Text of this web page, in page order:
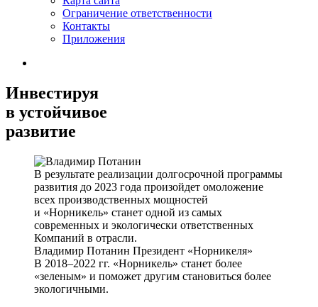
Ограничение ответственности
Контакты
Приложения
Инвестируя
в устойчивое
развитие
В результате реализации долгосрочной программы
развития до 2023 года произойдет омоложение
всех производственных мощностей
и «Норникель» станет одной из самых
современных и экологически ответственных
Компаний в отрасли.
Владимир Потанин Президент «Норникеля»
В 2018–2022 гг. «Норникель» станет более
«зеленым» и поможет другим становиться более
экологичными.